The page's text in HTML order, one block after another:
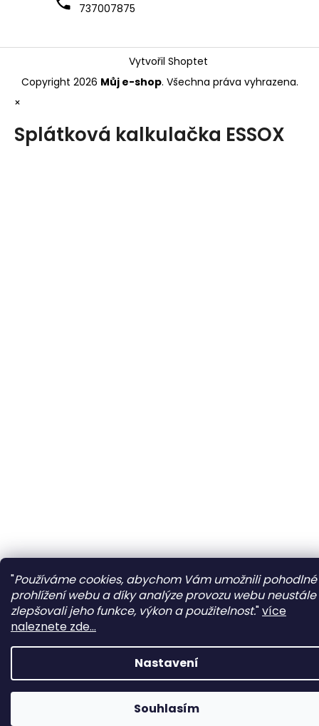
"Používáme cookies, abychom Vám umožnili pohodlné
prohlížení webu a díky analýze provozu webu neustále
zlepšovali jeho funkce, výkon a použitelnost."více
naleznete zde...
Nastavení
Souhlasím
737007875
Vytvořil Shoptet
Copyright 2026 Můj e-shop. Všechna práva vyhrazena.
×
Splátková kalkulačka ESSOX